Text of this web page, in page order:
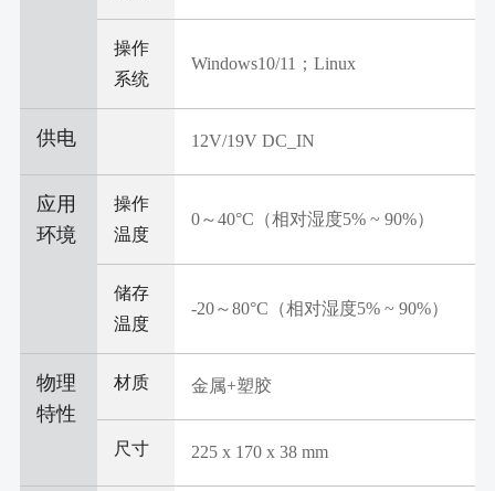
操作
系统
Windows10/11；Linux
供电 12V/19V DC_IN
应用
环境
操作
温度
0～40°C（相对湿度5% ~ 90%）
储存
温度
-20～80°C（相对湿度5% ~ 90%）
物理
特性
材质 金属+塑胶
尺寸 225 x 170 x 38 mm